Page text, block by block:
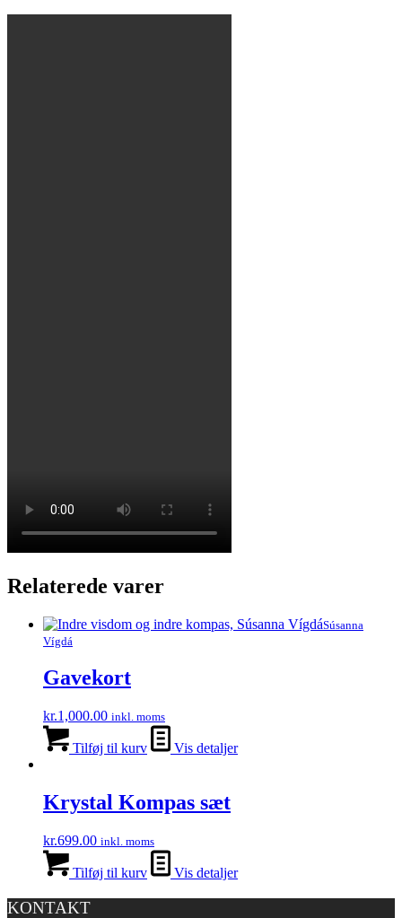
Relaterede varer
Súsanna
Vígdá
Gavekort
kr.1,000.00 inkl. moms
Tilføj til kurv Vis detaljer
Krystal Kompas sæt
kr.699.00 inkl. moms
Tilføj til kurv Vis detaljer
KONTAKT